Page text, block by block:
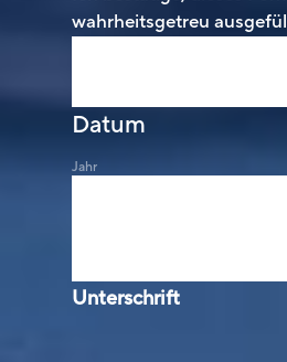
wahrheitsgetreu
Jahr
Datum
Unterschrift